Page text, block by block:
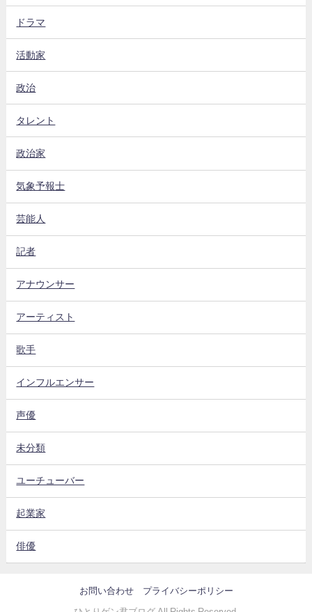
ドラマ
活動家
政治
タレント
政治家
気象予報士
芸能人
記者
アナウンサー
アーティスト
歌手
インフルエンサー
声優
未分類
ユーチューバー
起業家
俳優
お問い合わせ プライバシーポリシー